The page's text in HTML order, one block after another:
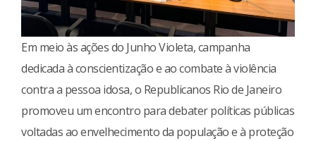
Em meio às ações do Junho Violeta, campanha
dedicada à conscientização e ao combate à violência
contra a pessoa idosa, o Republicanos Rio de Janeiro
promoveu um encontro para debater políticas públicas
voltadas ao envelhecimento da população e à proteção